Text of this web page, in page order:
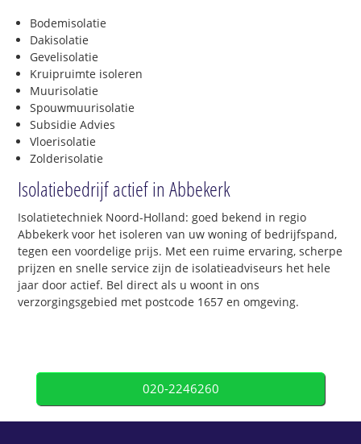
Bodemisolatie
Dakisolatie
Gevelisolatie
Kruipruimte isoleren
Muurisolatie
Spouwmuurisolatie
Subsidie Advies
Vloerisolatie
Zolderisolatie
Isolatiebedrijf actief in Abbekerk
Isolatietechniek Noord-Holland: goed bekend in regio
Abbekerk voor het isoleren van uw woning of bedrijfspand,
tegen een voordelige prijs. Met een ruime ervaring, scherpe
prijzen en snelle service zijn de isolatieadviseurs het hele
jaar door actief. Bel direct als u woont in ons
verzorgingsgebied met postcode 1657 en omgeving.
020-2246260